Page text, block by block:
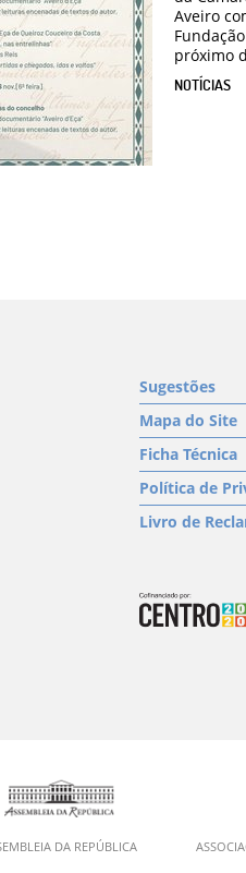
Aveiro
próximo
NOTÍCIAS
Sugestões
Mapa do Site
Ficha Técnica
Política de
Livro de
DA REPÚBLICA